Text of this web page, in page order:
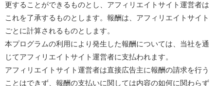
更することができるものとし、アフィリエイトサイト運営者は
これを了承するものとします。報酬は、アフィリエイトサイト
ごとに計算されるものとします。
本プログラムの利用により発生した報酬については、当社を通
じてアフィリエイトサイト運営者に支払われます。
アフィリエイトサイト運営者は直接広告主に報酬の請求を行う
ことはできず、報酬の支払いに関しては内容の如何に関わらず